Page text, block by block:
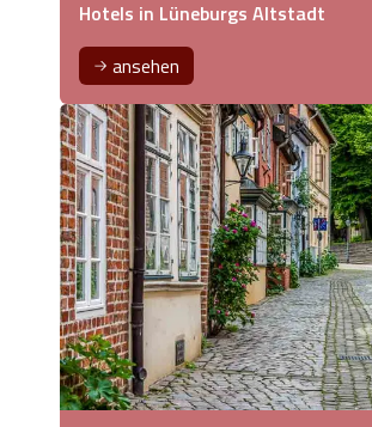
Hotels in Lüneburgs Altstadt
ansehen